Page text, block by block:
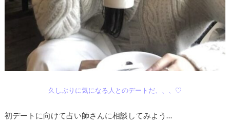
久しぶりに気になる人とのデートだ、、、♡
初デートに向けて占い師さんに相談してみよう…